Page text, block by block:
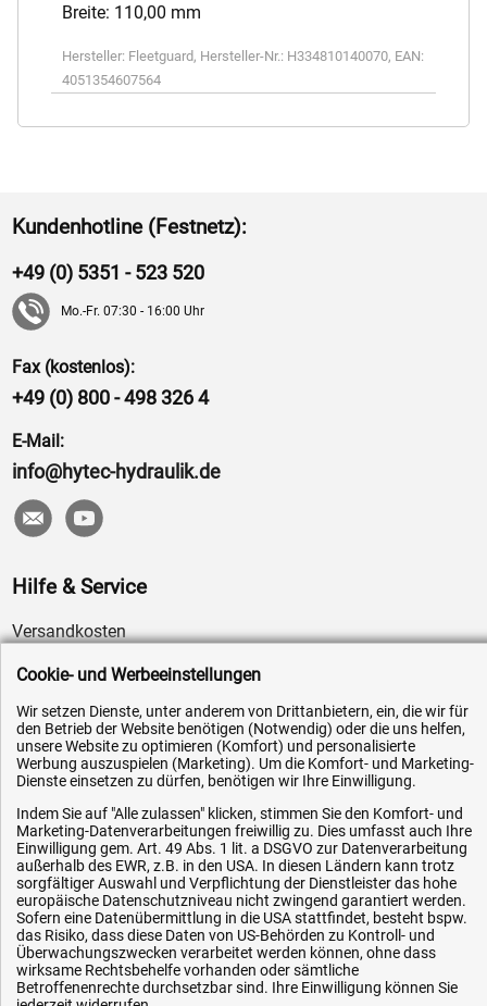
Breite: 110,00 mm
Hersteller: Fleetguard, Hersteller-Nr.: H334810140070, EAN:
4051354607564
Kundenhotline (Festnetz):
+49 (0) 5351 - 523 520
Mo.-Fr. 07:30 - 16:00 Uhr
Fax (kostenlos):
+49 (0) 800 - 498 326 4
E-Mail:
info@hytec-hydraulik.de
Hilfe & Service
Versandkosten
Zahlungsarten
AGB / Widerrufsrecht
Datenschutz
Impressum
Karriere
OEM-Ersatzteile
Technik-Hilfe
Downloads
Kontakt
Cookie- und Werbeeinstellungen
Wir setzen Dienste, unter anderem von Drittanbietern, ein, die wir für
den Betrieb der Website benötigen (Notwendig) oder die uns helfen,
unsere Website zu optimieren (Komfort) und personalisierte
Werbung auszuspielen (Marketing). Um die Komfort- und Marketing-
Dienste einsetzen zu dürfen, benötigen wir Ihre Einwilligung.
Indem Sie auf "Alle zulassen" klicken, stimmen Sie den Komfort- und
Marketing-Datenverarbeitungen freiwillig zu. Dies umfasst auch Ihre
Einwilligung gem. Art. 49 Abs. 1 lit. a DSGVO zur Datenverarbeitung
außerhalb des EWR, z.B. in den USA. In diesen Ländern kann trotz
sorgfältiger Auswahl und Verpflichtung der Dienstleister das hohe
europäische Datenschutzniveau nicht zwingend garantiert werden.
Sofern eine Datenübermittlung in die USA stattfindet, besteht bspw.
das Risiko, dass diese Daten von US-Behörden zu Kontroll- und
Überwachungszwecken verarbeitet werden können, ohne dass
wirksame Rechtsbehelfe vorhanden oder sämtliche
Betroffenenrechte durchsetzbar sind. Ihre Einwilligung können Sie